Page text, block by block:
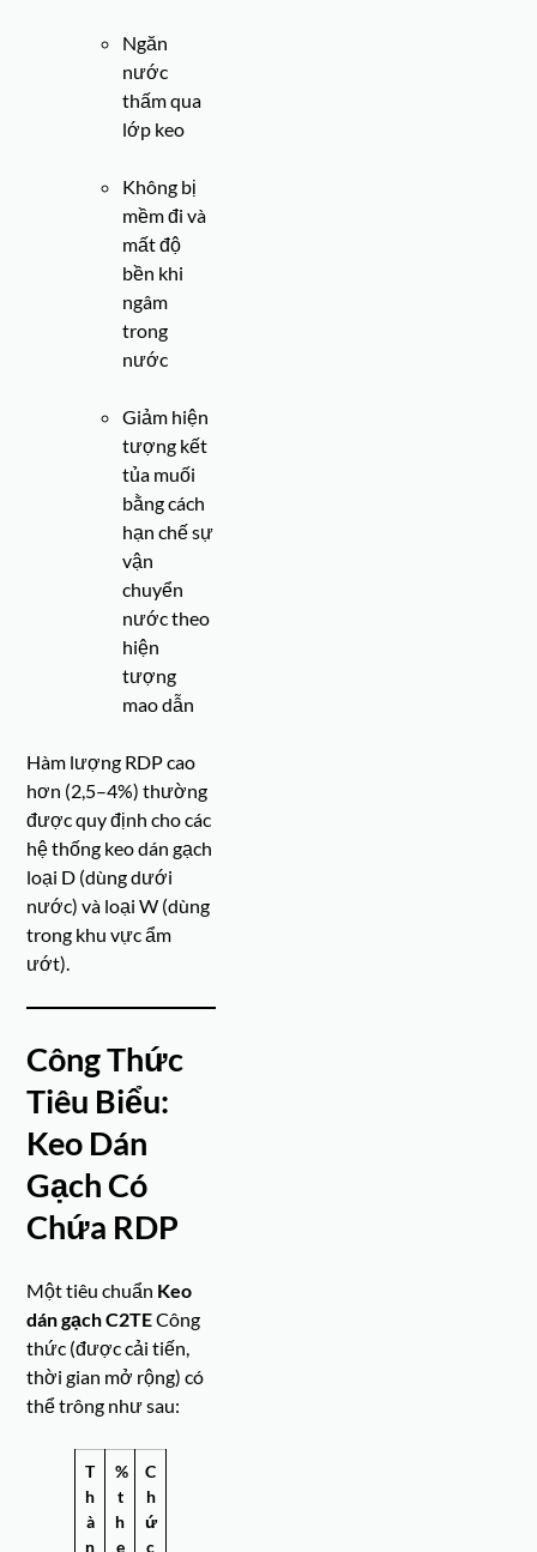
Ngăn
nước
thấm qua
lớp keo
Không bị
mềm đi và
mất độ
bền khi
ngâm
trong
nước
Giảm hiện
tượng kết
tủa muối
bằng cách
hạn chế sự
vận
chuyển
nước theo
hiện
tượng
mao dẫn
Hàm lượng RDP cao
hơn (2,5–4%) thường
được quy định cho các
hệ thống keo dán gạch
loại D (dùng dưới
nước) và loại W (dùng
trong khu vực ẩm
ướt).
Công Thức
Tiêu Biểu:
Keo Dán
Gạch Có
Chứa RDP
Một tiêu chuẩn Keo
dán gạch C2TECông
thức (được cải tiến,
thời gian mở rộng) có
thể trông như sau:
T
h
à
n
%
t
h
e
C
h
ứ
c